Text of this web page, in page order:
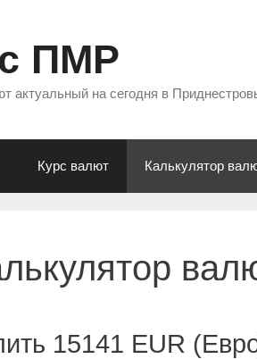
ПМР
актуальный на сегодня в
Курс валют Калькулятор
15141 EUR